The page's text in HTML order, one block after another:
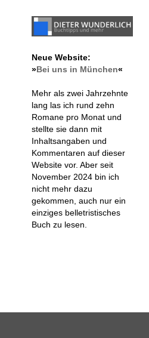
Neue Website:
»Bei uns in München«
Mehr als zwei Jahrzehnte
lang las ich rund zehn
Romane pro Monat und
stellte sie dann mit
Inhaltsangaben und
Kommentaren auf dieser
Website vor. Aber seit
November 2024 bin ich
nicht mehr dazu
gekommen, auch nur ein
einziges belletristisches
Buch zu lesen.